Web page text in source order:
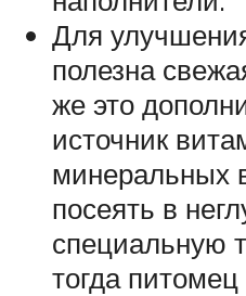
Для
полезна
же это
источник
минеральных
посеять в
специальную
тогда питомец